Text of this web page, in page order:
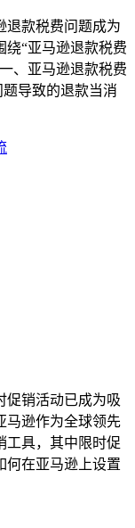
退款税费问题成为
绕“亚马逊退款税费
、亚马逊退款税费
导致的退款当消
促销活动已成为吸
马逊作为全球领先
工具，其中限时促
何在亚马逊上设置